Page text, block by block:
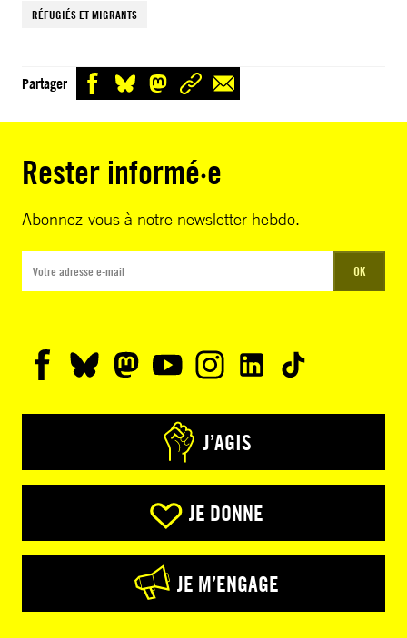
RÉFUGIÉS ET MIGRANTS
Partager
Rester informé·e
Abonnez-vous à notre newsletter hebdo.
OK
J’AGIS
JE DONNE
JE M’ENGAGE